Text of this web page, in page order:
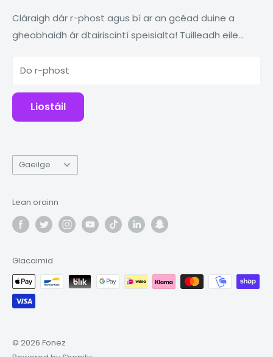
Macleabhair
Táibléad
Gabhálais
Deisiúcháin
Aimsitheoir Stórais
Laghdaigh Athúsáid Athchúrsáil
Blag
Cláraigh dár r-phost agus bí ar an gcéad duine a
gheobhaidh ár dtairiscintí speisialta! Tuilleadh eile...
Do r-phost
Liostáil
Teanga
Gaeilge
Lean orainn
Glacaimid
© 2026 Fonez